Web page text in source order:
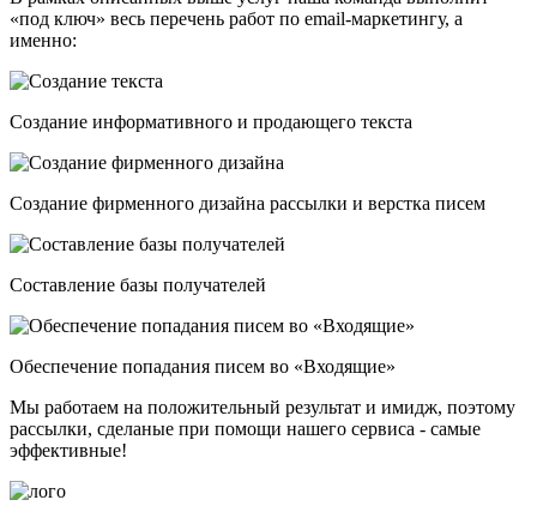
«под ключ» весь перечень работ по email-маркетингу, а
именно:
Создание информативного и продающего текста
Создание фирменного дизайна рассылки и верстка писем
Составление базы получателей
Обеспечение попадания писем во «Входящие»
Мы работаем на положительный результат и имидж, поэтому
рассылки, сделаные при помощи нашего сервиса - самые
эффективные!